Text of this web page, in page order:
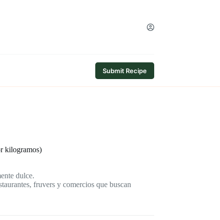
Submit Recipe
kilogramos)
dulce.
fruvers y comercios que buscan